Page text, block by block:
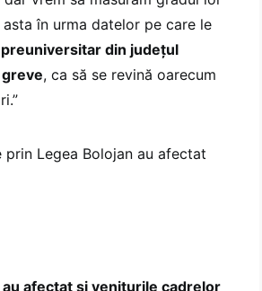
în urma datelor pe care le
din județul
, ca să se revină oarecum
Legea Bolojan au afectat
afectat și veniturile cadrelor